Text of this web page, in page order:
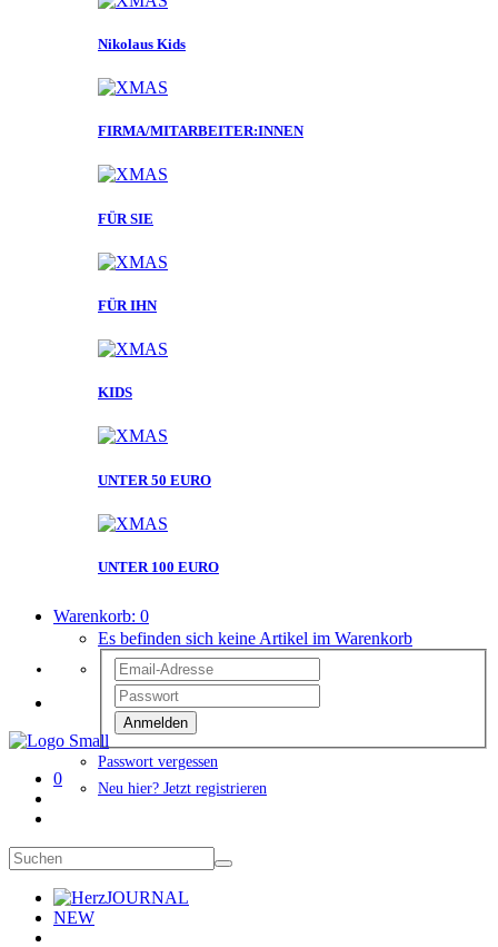
Nikolaus Kids
FIRMA/MITARBEITER:INNEN
FÜR SIE
FÜR IHN
KIDS
UNTER 50 EURO
UNTER 100 EURO
Warenkorb: 0
Es befinden sich keine Artikel im Warenkorb
Anmelden
Passwort vergessen
Neu hier? Jetzt registrieren
0
JOURNAL
NEW